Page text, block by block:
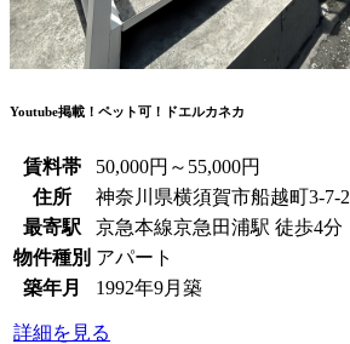
Youtube掲載！ペット可！ドエルカネカ
賃料帯
50,000円～55,000円
住所
神奈川県横須賀市船越町3-7-2
最寄駅
京急本線京急田浦駅 徒歩4分
物件種別 アパート
築年月
1992年9月築
詳細を見る